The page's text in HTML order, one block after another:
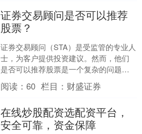
证券交易顾问是否可以推荐
股票？
证券交易顾问（STA）是受监管的专业人
士，为客户提供投资建议。然而，他们
是否可以推荐股票是一个复杂的问题。
**监管框架** 在大多数司法管辖区，STA
受到证....
阅读：60 栏目： 财盛证券
在线炒股配资选配资平台，
安全可靠，资金保障